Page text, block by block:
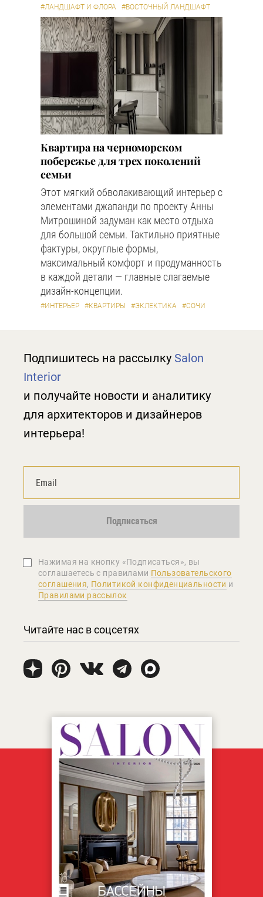
#ЛАНДШАФТ И ФЛОРА #ВОСТОЧНЫЙ ЛАНДШАФТ
Квартира на черноморском
побережье для трех поколений
семьи
Этот мягкий обволакивающий интерьер с
элементами джапанди по проекту Анны
Митрошиной задуман как место отдыха
для большой семьи. Тактильно приятные
фактуры, округлые формы,
максимальный комфорт и продуманность
в каждой детали — главные слагаемые
дизайн-концепции.
#ИНТЕРЬЕР #КВАРТИРЫ #ЭКЛЕКТИКА #СОЧИ
Подпишитесь на рассылку Salon
Interior
и получайте новости и аналитику
для архитекторов и дизайнеров
интерьера!
Подписаться
Нажимая на кнопку «Подписаться», вы
соглашаетеcь с правилами Пользовательского
соглашения, Политикой конфиденциальности и
Правилами рассылок
Читайте нас в соцсетях